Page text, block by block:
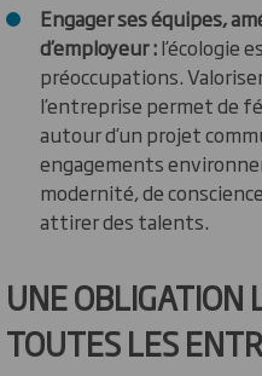
Engager ses équipes,
d’employeur :l’écologie
préoccupations.
l’entreprise permet de
autour d’un projet
engagements
modernité, de
attirer des talents.
UNE OBLIGATION
TOUTES LES